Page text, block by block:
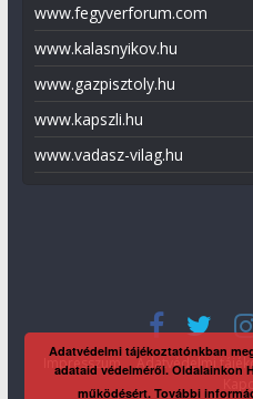
www.fegyverforum.com
www.kalasnyikov.hu
www.gazpisztoly.hu
www.kapszli.hu
www.vadasz-vilag.hu
Impresszum Adatvédelmi
Adatvédelmi tájékoztatónkban
adataid védelméről. Oldalainkon
működésért.További